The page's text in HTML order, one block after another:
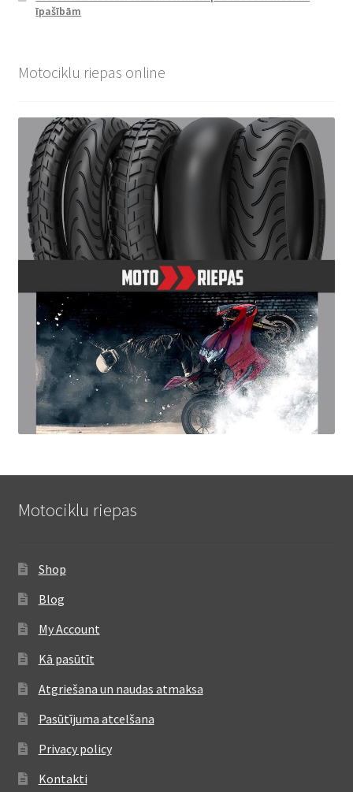
īpašībām
Motociklu riepas online
Motociklu riepas
Shop
Blog
My Account
Kā pasūtīt
Atgriešana un naudas atmaksa
Pasūtījuma atcelšana
Privacy policy
Kontakti